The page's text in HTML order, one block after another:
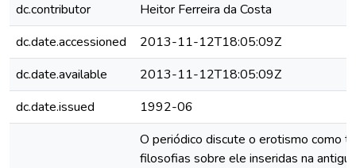
dc.contributor
Heitor Ferreira da Costa
dc.date.accessioned
2013-11-12T18:05:09Z
dc.date.available
2013-11-12T18:05:09Z
dc.date.issued
1992-06
O periódico discute o erotismo como
filosofias sobre ele inseridas na